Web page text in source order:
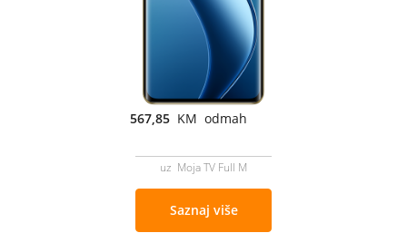
567,85 KM odmah
uz Moja TV Full M
Saznaj više